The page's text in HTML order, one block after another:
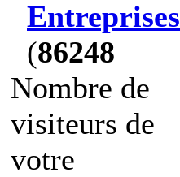
Entreprises
(86248
Nombre de
visiteurs de
votre